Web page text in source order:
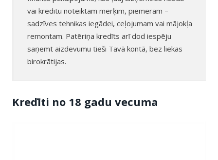
vai kredītu noteiktam mērķim, piemēram –
sadzīves tehnikas iegādei, ceļojumam vai mājokļa
remontam. Patēriņa kredīts arī dod iespēju
saņemt aizdevumu tieši Tavā kontā, bez liekas
birokrātijas.
Kredīti no 18 gadu vecuma